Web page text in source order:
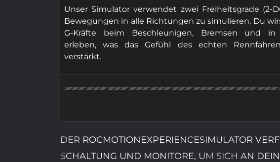
Unser Simulator verwendet zwei Freiheitsgrade (2-
Bewegungen in alle Richtungen zu simulieren. Du
G-Kräfte beim Beschleunigen, Bremsen und in
erleben, was das Gefühl des echten
verstärkt.
DER ROCMOTIONEXPERIENCESIMULATOR
SCHALTUNG UND MONITORE, UM SICH AN